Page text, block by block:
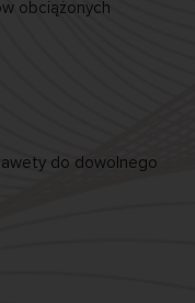
obciążonych
lawety do dowolnego